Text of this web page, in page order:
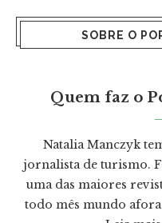
SOBRE O
Quem faz o
Natalia Manczyk
jornalista de turismo.
uma das maiores
todo mês mundo afora